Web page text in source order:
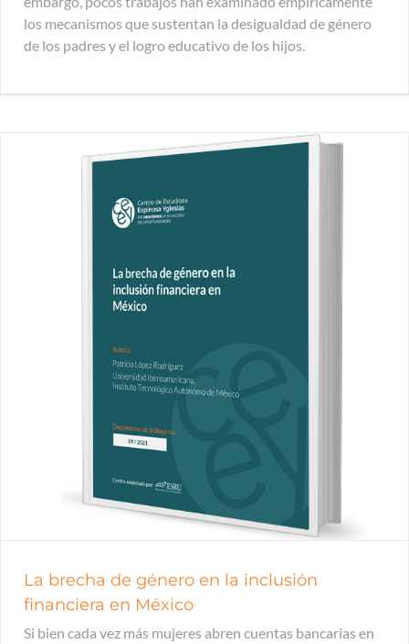
los mecanismos que sustentan la desigualdad de género
de los padres y el logro educativo de los hijos.
La brecha de género en la inclusión
financiera en México
Si bien cada vez más mujeres abren cuentas bancarias en